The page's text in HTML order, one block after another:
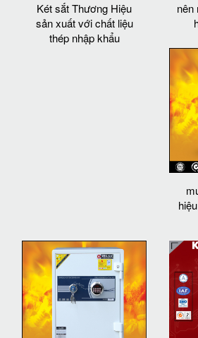
Két sắt Thương Hiệu
sản xuất với chất liệu
thép nhập khẩu
nên